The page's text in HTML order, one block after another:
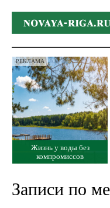
РЕКЛАМА
Жизнь у воды без
компромиссов
Записи по